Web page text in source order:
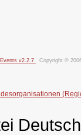
v2.2.7 Copyright ©